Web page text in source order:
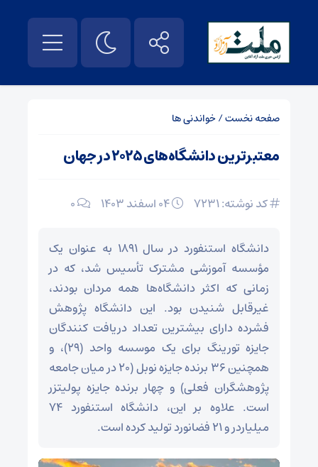
صفحه نخست/خواندنی ها
معتبرترین دانشگاه‌های ۲۰۲۵ در جهان
کد نوشته: 7231 0
دانشگاه استنفورد در سال ۱۸۹۱ به عنوان یک
مؤسسه آموزشی مشترک تأسیس شد، که در
زمانی که اکثر دانشگاه‌ها همه مردان بودند،
غیرقابل شنیدن بود. این دانشگاه پژوهش
فشرده دارای بیشترین تعداد دریافت کنندگان
جایزه تورینگ برای یک موسسه واحد (۲۹)، و
همچنین ۳۶ برنده جایزه نوبل (۲۰ در میان جامعه
پژوهشگران فعلی) و چهار برنده جایزه پولیتزر
است. علاوه بر این، دانشگاه استنفورد ۷۴
میلیاردر و ۲۱ فضانورد تولید کرده است.